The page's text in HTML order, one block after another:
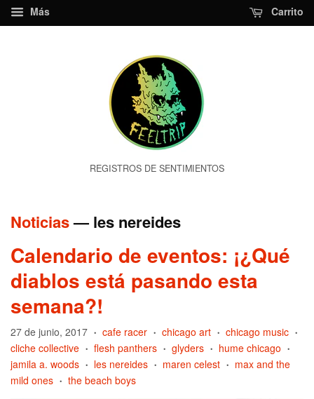
Más Carrito
REGISTROS DE SENTIMIENTOS
Noticias— les nereides
Calendario de eventos: ¡¿Qué
diablos está pasando esta
semana?!
27 de junio, 2017 • cafe racer • chicago art • chicago music •
cliche collective • flesh panthers • glyders • hume chicago •
jamila a. woods • les nereides • maren celest •
max and the
mild ones
• the beach boys